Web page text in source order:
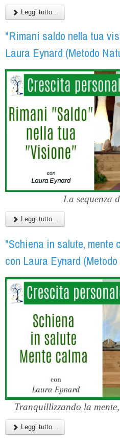
Leggi tutto...
"Rimani saldo nella tua
Laura Eynard (Metodo
La sequenza
Leggi tutto...
"Schiena in salute, mente
con Laura Eynard
Tranquillizzando la
Leggi tutto...